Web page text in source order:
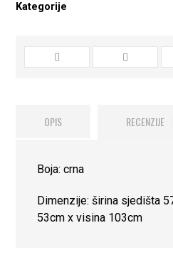
Kategorije
OPIS RECENZIJE
Boja: crna
Dimenzije: širina sjedišta
53cm x visina 103cm